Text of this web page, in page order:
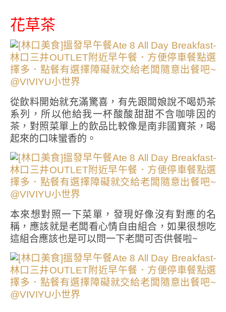
花草茶
從飲料開始就充滿驚喜，有先跟闆娘說不喝奶茶
系列，所以他給我一杯酸酸甜甜不含咖啡因的
茶，對照菜單上的飲品比較像是南非國寶茶，喝
起來的口味蠻香的。
本來想對照一下菜單，發現好像沒有對應的名
稱，應該就是老闆看心情自由組合，如果很想吃
這組合應該也是可以問一下老闆可否供餐啦~